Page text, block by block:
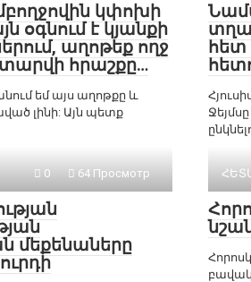
կփոխի
օգնում է կյանքի
աղոթեք ողջ
հրաշքը…
եմ այս աղոթքը և
լինի: Այն պետք
հետ
0 64 Просмотр
մեքենաները